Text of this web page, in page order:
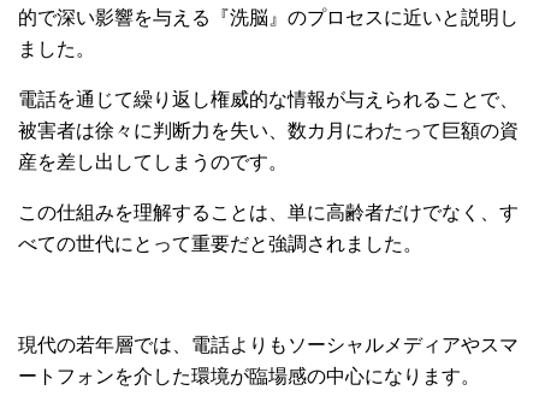
的で深い影響を与える『洗脳』のプロセスに近いと説明し
ました。
電話を通じて繰り返し権威的な情報が与えられることで、
被害者は徐々に判断力を失い、数カ月にわたって巨額の資
産を差し出してしまうのです。
この仕組みを理解することは、単に高齢者だけでなく、す
べての世代にとって重要だと強調されました。
現代の若年層では、電話よりもソーシャルメディアやスマ
ートフォンを介した環境が臨場感の中心になります。